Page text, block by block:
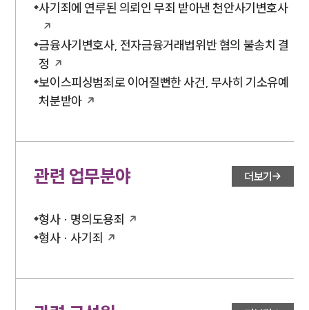
사기죄에 연루된 의뢰인 무죄 받아낸 천안사기변호사
금융사기변호사, 전자금융거래법위반 혐의 불송치 결
정
보이스피싱범죄로 이어질뻔한 사건, 무사히 기소유예
처분받아
관련 업무분야 더보기
형사 · 명의도용죄
형사 · 사기죄